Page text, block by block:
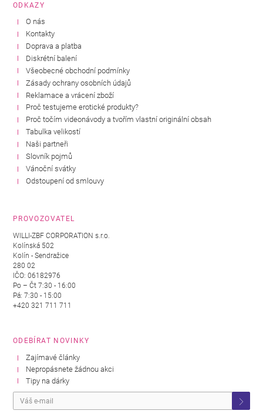
ODKAZY
O nás
Kontakty
Doprava a platba
Diskrétní balení
Všeobecné obchodní podmínky
Zásady ochrany osobních údajů
Reklamace a vrácení zboží
Proč testujeme erotické produkty?
Proč točím videonávody a tvořím vlastní originální obsah
Tabulka velikostí
Naši partneři
Slovník pojmů
Vánoční svátky
Odstoupení od smlouvy
PROVOZOVATEL
WILLI-ZBF CORPORATION s.r.o.
Kolínská 502
Kolín - Sendražice
280 02
IČO: 06182976
Po – Čt 7:30 - 16:00
Pá: 7:30 - 15:00
+420 321 711 711
ODEBÍRAT NOVINKY
Zajímavé články
Nepropásnete žádnou akci
Tipy na dárky